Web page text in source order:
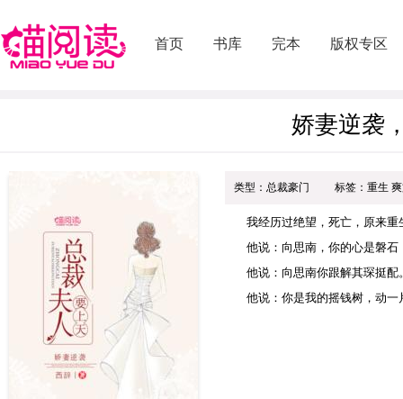
首页 书库 完本 版权专区
娇妻逆袭
类型：总裁豪门 标签：重生
我经历过绝望，死亡，原来
他说：向思南，你的心是磐石
他说：向思南你跟解其琛挺配
他说：你是我的摇钱树，动一